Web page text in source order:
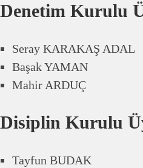
Denetim Kurulu
Seray KARAKAŞ ADAL
Başak YAMAN
Mahir ARDUÇ
Disiplin Kurulu
Tayfun BUDAK